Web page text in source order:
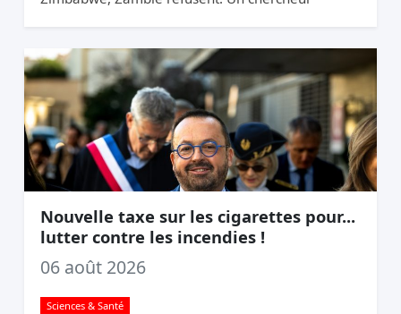
Nouvelle taxe sur les cigarettes pour...
lutter contre les incendies !
06 août 2026
Sciences & Santé